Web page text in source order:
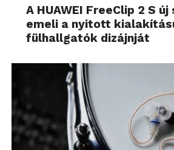
A HUAWEI FreeClip 2 S
emeli a nyitott
fülhallgatók dizájnját